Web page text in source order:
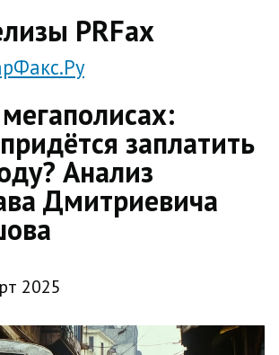
PRFax
заплатить
Анализ
Дмитриевича
2025